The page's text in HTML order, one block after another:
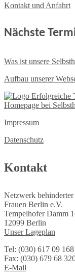
Kontakt und Anfahrt
Nächste
Was ist unsere
Aufbau unserer
Impressum
Datenschutz
Kontakt
Netzwerk behinderter
Frauen Berlin e.V.
Tempelhofer Damm
12099 Berlin
Unser Lageplan
Tel: (030) 617 09
Fax: (030) 679 68
E-Mail